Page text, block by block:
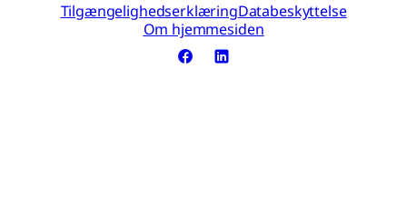
TilgængelighedserklæringDatabeskyttelse
Om hjemmesiden